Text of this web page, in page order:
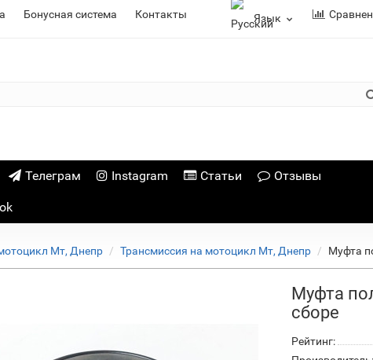
Бонусная система Контакты Язык
Телеграм Instagram Статьи Отзывы
Мт, Днепр Трансмиссия на мотоцикл Мт, Днепр Муфта
Муфта
сборе
Рейтинг: